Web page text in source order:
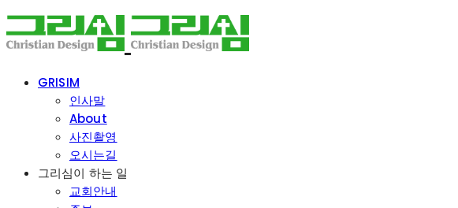
GRISIM
인사말
About
사진촬영
오시는길
그리심이 하는 일
교회안내